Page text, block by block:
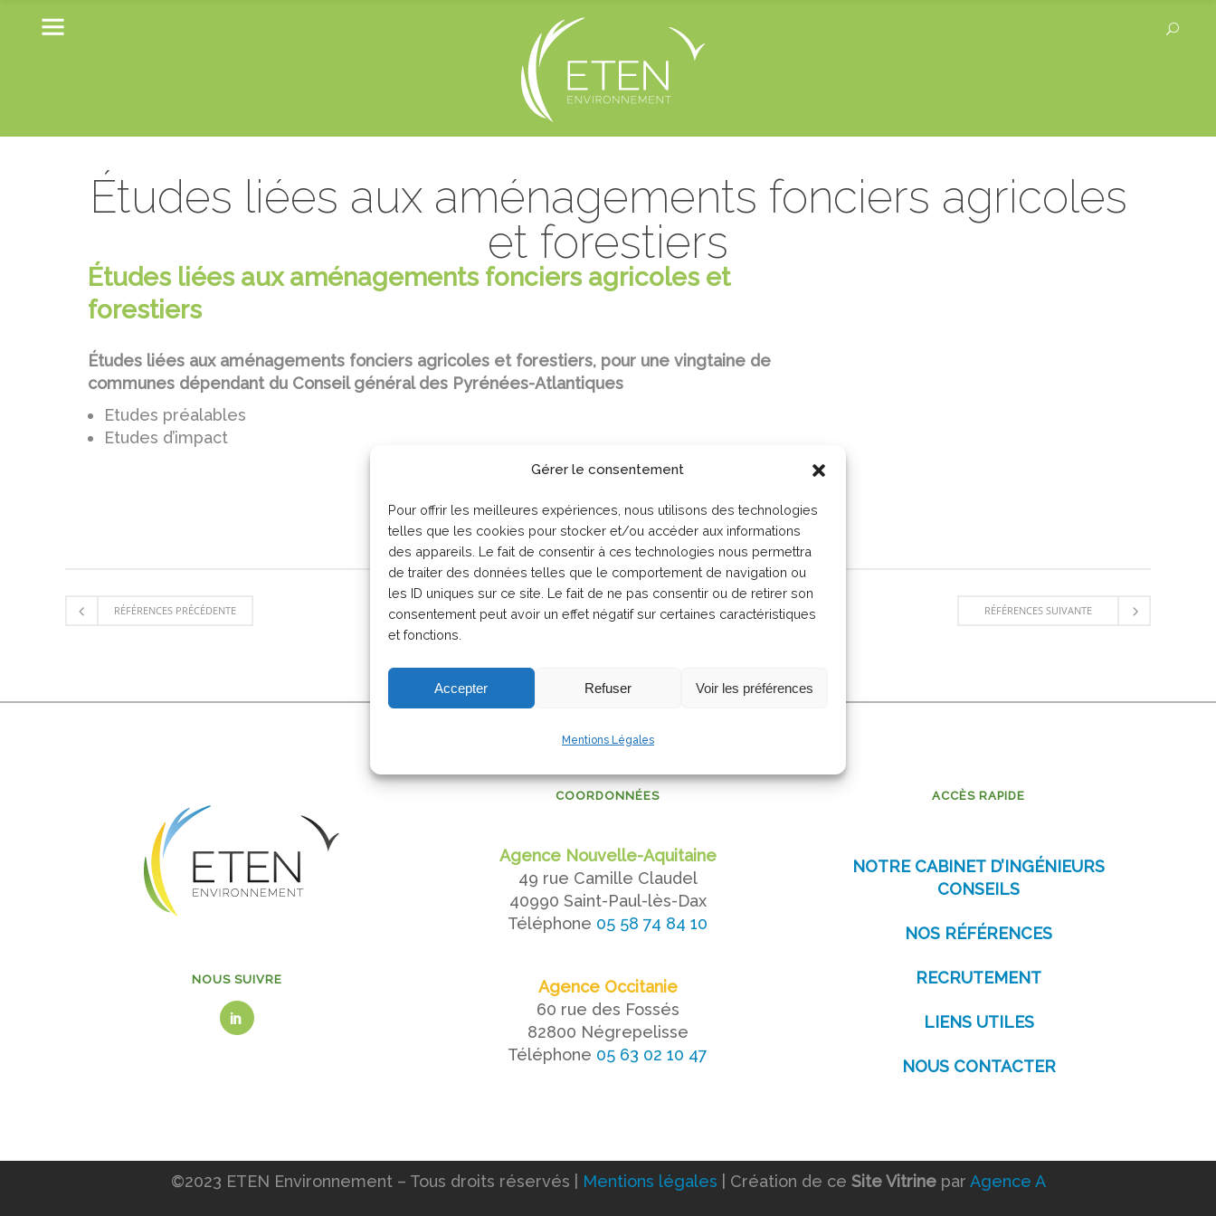
Gérer le consentement
Pour offrir les meilleures expériences, nous utilisons des technologies
telles que les cookies pour stocker et/ou accéder aux informations
des appareils. Le fait de consentir à ces technologies nous permettra
de traiter des données telles que le comportement de navigation ou
les ID uniques sur ce site. Le fait de ne pas consentir ou de retirer son
consentement peut avoir un effet négatif sur certaines caractéristiques
et fonctions.
Accepter Refuser Voir les préférences
Mentions Légales
Études liées aux aménagements fonciers agricoles
et forestiers
Études liées aux aménagements fonciers agricoles et
forestiers
Études liées aux aménagements fonciers agricoles et forestiers, pour une vingtaine de
communes dépendant du Conseil général des Pyrénées-Atlantiques
Etudes préalables
Etudes d’impact
RÉFÉRENCES PRÉCÉDENTE RETOUR RÉFÉRENCES SUIVANTE
NOUS SUIVRE
COORDONNÉES
Agence Nouvelle-Aquitaine
49 rue Camille Claudel
40990 Saint-Paul-lès-Dax
Téléphone 05 58 74 84 10
Agence Occitanie
60 rue des Fossés
82800 Négrepelisse
Téléphone 05 63 02 10 47
ACCÈS RAPIDE
NOTRE CABINET D’INGÉNIEURS
CONSEILS
NOS RÉFÉRENCES
RECRUTEMENT
LIENS UTILES
NOUS CONTACTER
©2023 ETEN Environnement – Tous droits réservés | Mentions légales | Création de ce Site Vitrinepar Agence A